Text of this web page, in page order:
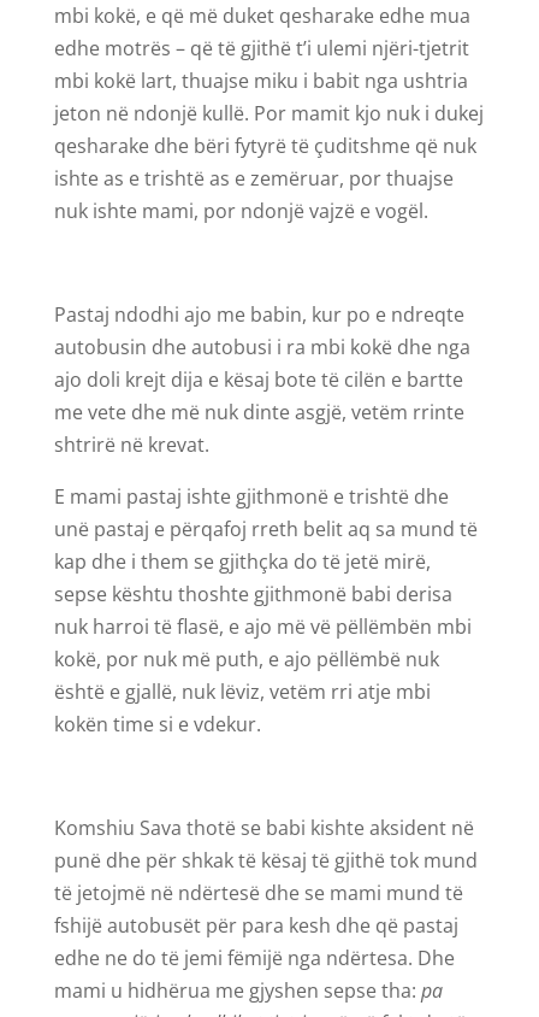
mbi kokë, e që më duket qesharake edhe mua
edhe motrës – që të gjithë t’i ulemi njëri-tjetrit
mbi kokë lart, thuajse miku i babit nga ushtria
jeton në ndonjë kullë. Por mamit kjo nuk i dukej
qesharake dhe bëri fytyrë të çuditshme që nuk
ishte as e trishtë as e zemëruar, por thuajse
nuk ishte mami, por ndonjë vajzë e vogël.
Pastaj ndodhi ajo me babin, kur po e ndreqte
autobusin dhe autobusi i ra mbi kokë dhe nga
ajo doli krejt dija e kësaj bote të cilën e bartte
me vete dhe më nuk dinte asgjë, vetëm rrinte
shtrirë në krevat.
E mami pastaj ishte gjithmonë e trishtë dhe
unë pastaj e përqafoj rreth belit aq sa mund të
kap dhe i them se gjithçka do të jetë mirë,
sepse kështu thoshte gjithmonë babi derisa
nuk harroi të flasë, e ajo më vë pëllëmbën mbi
kokë, por nuk më puth, e ajo pëllëmbë nuk
është e gjallë, nuk lëviz, vetëm rri atje mbi
kokën time si e vdekur.
Komshiu Sava thotë se babi kishte aksident në
punë dhe për shkak të kësaj të gjithë tok mund
të jetojmë në ndërtesë dhe se mami mund të
fshijë autobusët për para kesh dhe që pastaj
edhe ne do të jemi fëmijë nga ndërtesa. Dhe
mami u hidhërua me gjyshen sepse tha: pa